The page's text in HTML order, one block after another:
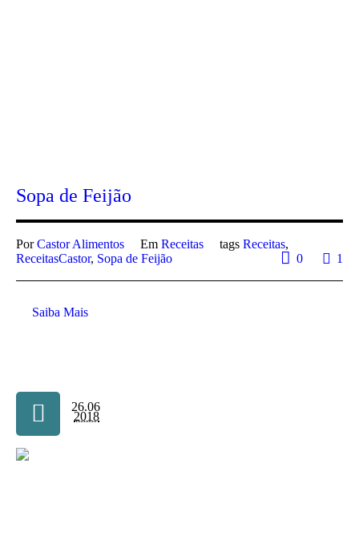
Sopa de Feijão
PorCastor Alimentos Em Receitas tags Receitas,
ReceitasCastor, Sopa de Feijão 1
0
Saiba Mais
26.06
2018